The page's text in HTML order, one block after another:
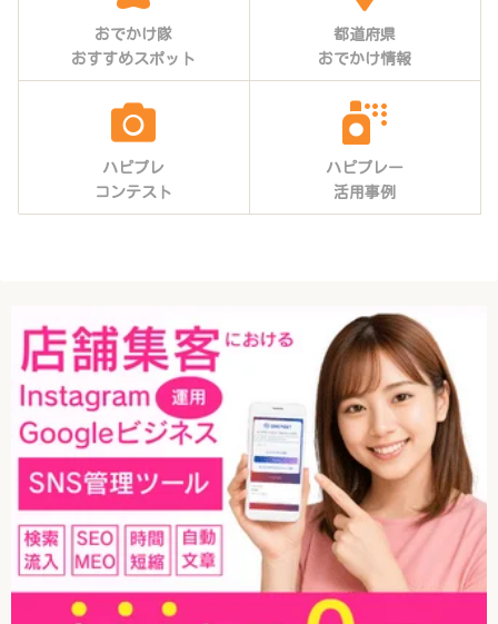
おでかけ隊
おすすめスポット
都道府県
おでかけ情報
ハピプレ
コンテスト
ハピプレー
活用事例